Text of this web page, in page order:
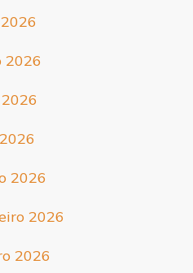
2026
2026
2026
2026